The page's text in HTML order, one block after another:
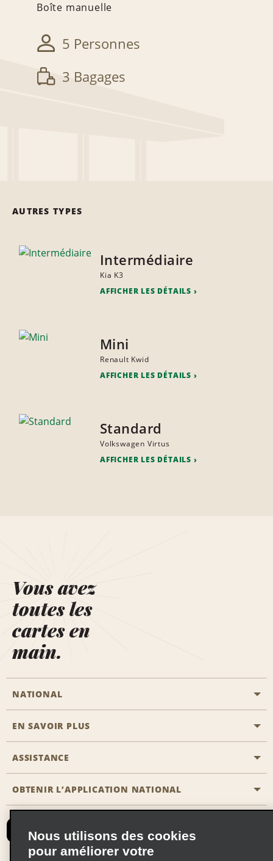
Boîte manuelle
5 Personnes
3 Bagages
AUTRES TYPES
Intermédiaire
Kia K3
AFFICHER LES DÉTAILS
Mini
Renault Kwid
AFFICHER LES DÉTAILS
Standard
Volkswagen Virtus
AFFICHER LES DÉTAILS
Vous avez
toutes les
cartes en
main.
NATIONAL
Passer une réservation
Solutions pour les professionnels
EN SAVOIR PLUS
Carrière
ASSISTANCE
Accessibilité
Recevoir des offres par email
OBTENIR L’APPLICATION NATIONAL
Nous utilisons des cookies
pour améliorer votre